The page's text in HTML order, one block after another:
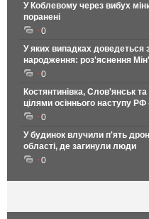
У Коблевому через вибух
поранені
0
У яких випадках доведеться
народження: роз'яснення
0
Костянтинівка, Слов'янськ
цілями осіннього наступу
0
У будинок влучили п'ять
області, де загинули люди
0